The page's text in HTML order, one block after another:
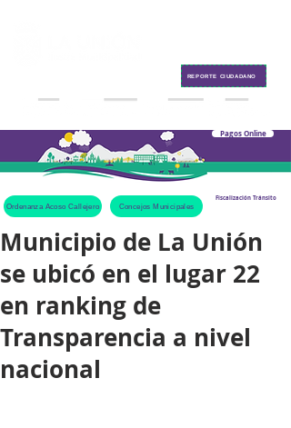
Pagos Online
Ordenanza Acoso Callejero Concejos Municipales
Fiscalización Tránsito
REPORTE CIUDADANO
Municipio de La Unión
se ubicó en el lugar 22
en ranking de
Transparencia a nivel
nacional